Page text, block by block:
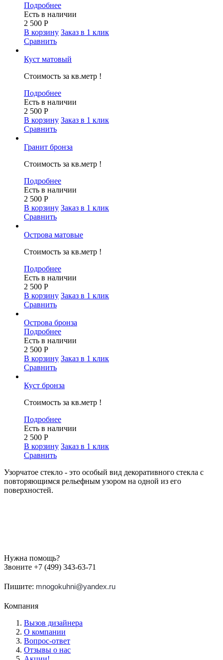
Подробнее
Есть в наличии
2 500 Р
В корзину Заказ в 1 клик
Сравнить
Куст матовый
Стоимость за кв.метр !
Подробнее
Есть в наличии
2 500 Р
В корзину Заказ в 1 клик
Сравнить
Гранит бронза
Стоимость за кв.метр !
Подробнее
Есть в наличии
2 500 Р
В корзину Заказ в 1 клик
Сравнить
Острова матовые
Стоимость за кв.метр !
Подробнее
Есть в наличии
2 500 Р
В корзину Заказ в 1 клик
Сравнить
Острова бронза
Подробнее
Есть в наличии
2 500 Р
В корзину Заказ в 1 клик
Сравнить
Куст бронза
Стоимость за кв.метр !
Подробнее
Есть в наличии
2 500 Р
В корзину Заказ в 1 клик
Сравнить
Узорчатое стекло - это особый вид декоративного стекла с
повторяющимся рельефным узором на одной из его
поверхностей.
Нужна помощь?
Звоните +7 (499) 343-63-71
Пишите: mnogokuhni@yandex.ru
Компания
Вызов дизайнера
О компании
Вопрос-ответ
Отзывы о нас